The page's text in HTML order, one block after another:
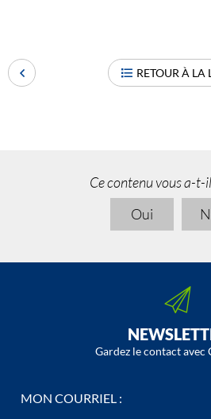
RETOUR À LA
Ce contenu vous a-t-
Oui
Gardez le contact avec
MON COURRIEL :